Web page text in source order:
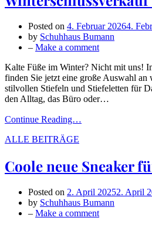
Posted on 4. Februar 20264.
by Schuhhaus Bumann
– Make a commenton
Stiefel
im
mit
Kalte Füße im Winter? Nicht mit uns!
finden Sie jetzt eine große Auswahl an
stilvollen Stiefeln und Stiefeletten für
den Alltag, das Büro oder…
Continue Reading…
ALLE BEITRÄGE
Coole neue Sneaker
Posted on 2. April 20252. April
by Schuhhaus Bumann
– Make a commenton